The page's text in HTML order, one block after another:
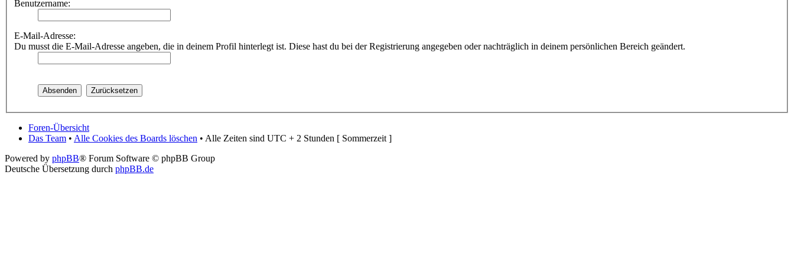
Benutzername:
E-Mail-Adresse:
Du musst die E-Mail-Adresse angeben, die in deinem Profil hinterlegt ist. Diese hast du bei der Registrierung angegeben oder nachträglich in deinem persönlichen Bereich geändert.
Foren-Übersicht
Das Team • Alle Cookies des Boards löschen • Alle Zeiten sind UTC + 2 Stunden [ Sommerzeit ]
Powered by phpBB® Forum Software © phpBB Group
Deutsche Übersetzung durch phpBB.de